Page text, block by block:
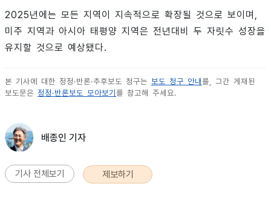
2025년에는 모든 지역이 지속적으로 확장될 것으로 보이며,
미주 지역과 아시아 태평양 지역은 전년대비 두 자릿수 성장을
유지할 것으로 예상됐다.
본 기사에 대한 정정·반론·추후보도 청구는 보도 청구 안내 를, 그간 게재된
보도문은 정정·반론보도 모아보기 를 참고해 주세요.
배종인 기자
기사 전체보기 제보하기